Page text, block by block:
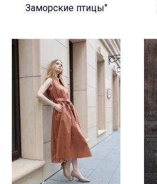
Заморские птицы"